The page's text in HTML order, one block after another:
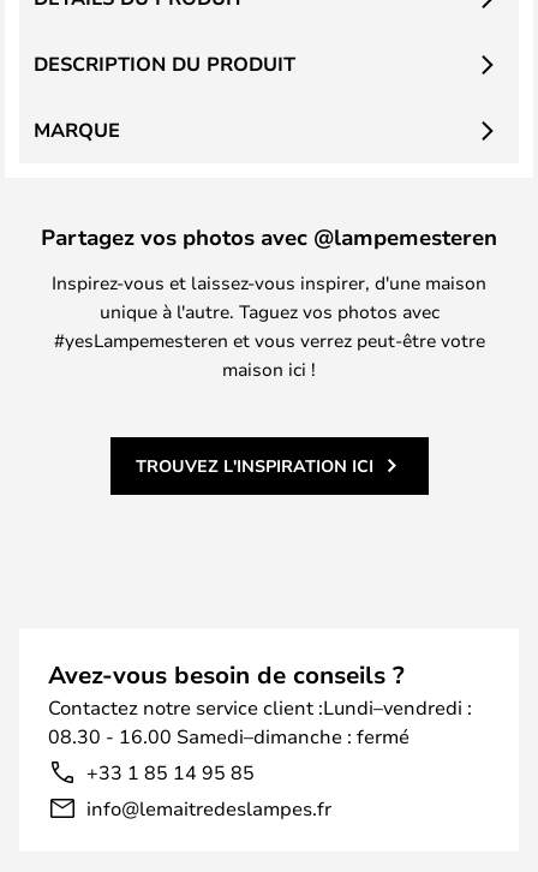
DESCRIPTION DU PRODUIT
MARQUE
Partagez vos photos avec @lampemesteren
Inspirez-vous et laissez-vous inspirer, d'une maison
unique à l'autre. Taguez vos photos avec
#yesLampemesteren et vous verrez peut-être votre
maison ici !
TROUVEZ L'INSPIRATION ICI
Avez-vous besoin de conseils ?
Contactez notre service client :Lundi–vendredi :
08.30 - 16.00 Samedi–dimanche : fermé
+33 1 85 14 95 85
info@lemaitredeslampes.fr